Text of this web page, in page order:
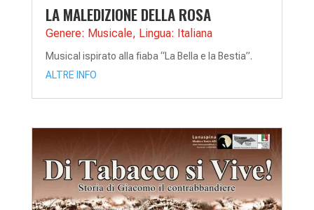
LA MALEDIZIONE DELLA ROSA
Genere: Musicale, Lingua: Italiana
Musical ispirato alla fiaba “La Bella e la Bestia”.
ALTRE INFO